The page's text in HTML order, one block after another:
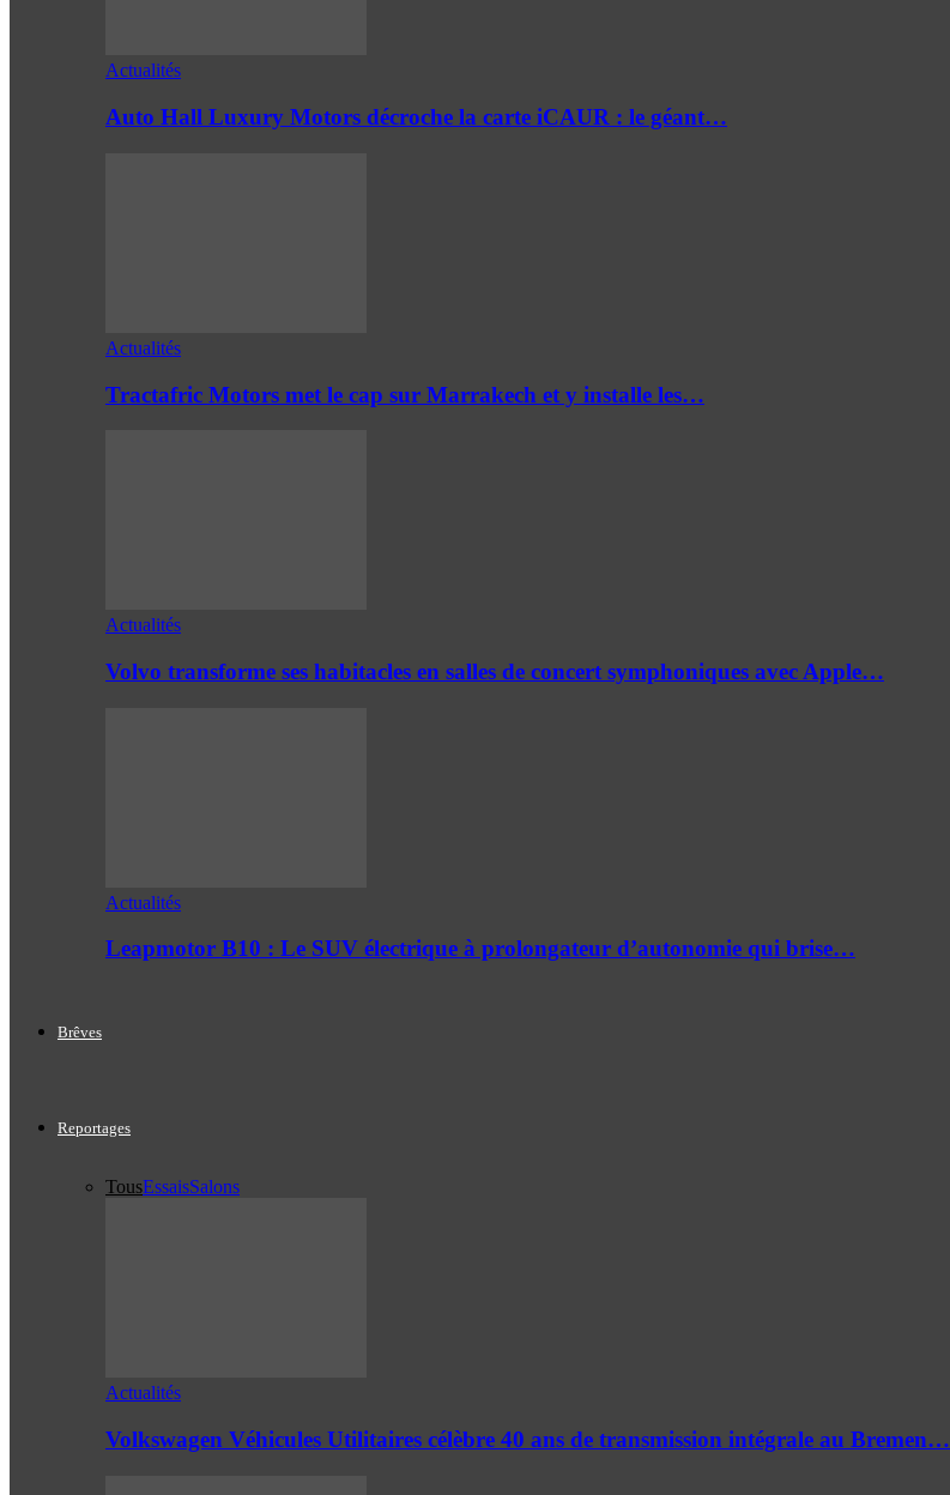
Actualités
Auto Hall Luxury Motors décroche la carte iCAUR : le géant…
Actualités
Tractafric Motors met le cap sur Marrakech et y installe les…
Actualités
Volvo transforme ses habitacles en salles de concert symphoniques avec Apple…
Actualités
Leapmotor B10 : Le SUV électrique à prolongateur d’autonomie qui brise…
Brêves
Reportages
TousEssaisSalons
Actualités
Volkswagen Véhicules Utilitaires célèbre 40 ans de transmission intégrale au Bremen…